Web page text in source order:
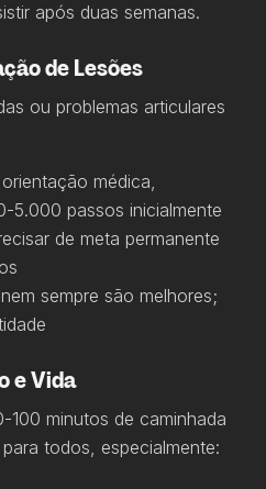
após duas semanas.
de Lesões
ou problemas articulares
médica,
5.000 passos inicialmente
de meta permanente
sempre são melhores;
e Vida
100 minutos de caminhada
todos, especialmente: